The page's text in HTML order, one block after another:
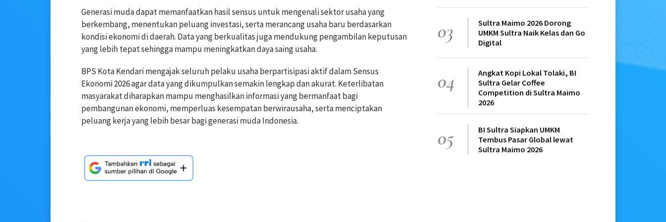
Generasi muda dapat memanfaatkan hasil sensus untuk mengenali sektor usaha yang
berkembang, menentukan peluang investasi, serta merancang usaha baru berdasarkan
kondisi ekonomi di daerah. Data yang berkualitas juga mendukung pengambilan keputusan
yang lebih tepat sehingga mampu meningkatkan daya saing usaha.
BPS Kota Kendari mengajak seluruh pelaku usaha berpartisipasi aktif dalam Sensus
Ekonomi 2026 agar data yang dikumpulkan semakin lengkap dan akurat. Keterlibatan
masyarakat diharapkan mampu menghasilkan informasi yang bermanfaat bagi
pembangunan ekonomi, memperluas kesempatan berwirausaha, serta menciptakan
peluang kerja yang lebih besar bagi generasi muda Indonesia.
03
Sultra Maimo 2026 Dorong
UMKM Sultra Naik Kelas dan Go
Digital
04
Angkat Kopi Lokal Tolaki, BI
Sultra Gelar Coffee
Competition di Sultra Maimo
2026
05
BI Sultra Siapkan UMKM
Tembus Pasar Global lewat
Sultra Maimo 2026